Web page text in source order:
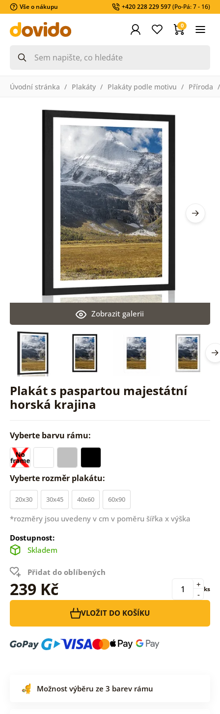
Vše o nákupu +420 228 229 597(Po-Pá: 7 - 16)
0
Úvodní stránka Plakáty Plakáty podle motivu Příroda
Plakát s paspartou majestátní
horská krajina
Zobrazit galerii
Vyberte barvu rámu:
Vyberte rozměr plakátu:
20x30 30x45 40x60 60x90
*rozměry jsou uvedeny v cm v poměru šířka x výška
Dostupnost:
Skladem
Přidat do oblíbených
239 Kč -
+ ks
VLOŽIT DO KOŠÍKU
Možnost výběru ze 3 barev rámu